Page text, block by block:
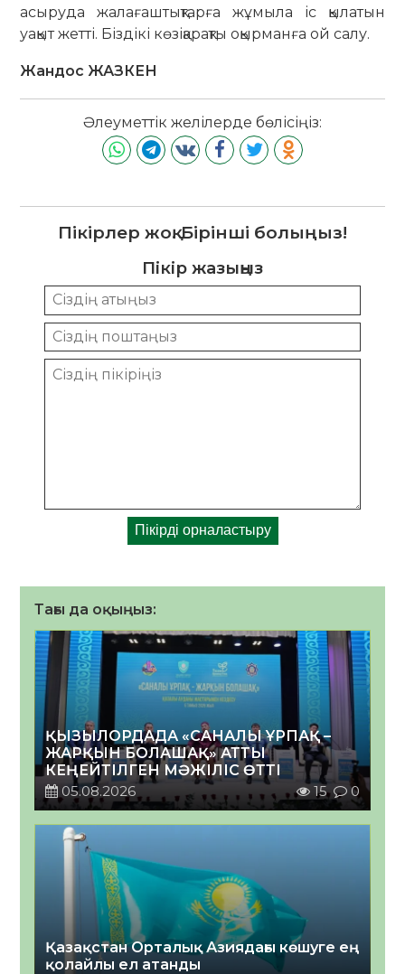
асыруда жалағаш­тық­тарға жұ­мыла іс қылатын
уақыт жетті. Біздікі көзіқарақты оқырманға ой салу.
Жандос ЖАЗКЕН
Әлеуметтік желілерде бөлісіңіз:
Пікірлер жоқ. Бірінші болыңыз!
Пікір жазыңыз
Тағы да оқыңыз:
ҚЫЗЫЛОРДАДА «САНАЛЫ ҰРПАҚ –
ЖАРҚЫН БОЛАШАҚ» АТТЫ
КЕҢЕЙТІЛГЕН МӘЖІЛІС ӨТТІ
05.08.2026
15 0
Қазақстан Орталық Азиядағы көшуге ең
қолайлы ел атанды